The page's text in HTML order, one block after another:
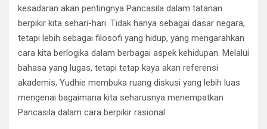
kesadaran akan pentingnya Pancasila dalam tatanan
berpikir kita sehari-hari. Tidak hanya sebagai dasar negara,
tetapi lebih sebagai filosofi yang hidup, yang mengarahkan
cara kita berlogika dalam berbagai aspek kehidupan. Melalui
bahasa yang lugas, tetapi tetap kaya akan referensi
akademis, Yudhie membuka ruang diskusi yang lebih luas
mengenai bagaimana kita seharusnya menempatkan
Pancasila dalam cara berpikir rasional.